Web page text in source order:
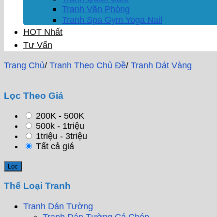
Tranh Văn Phòng
Tranh Spa Gym Yoga Nail
HOT Nhất
Tư Vấn
Trang Chủ/ Tranh Theo Chủ Đề/ Tranh Dát Vàng
Lọc Theo Giá
200K - 500K
500k - 1triệu
1triệu - 3triệu
Tất cả giá
Thể Loại Tranh
Tranh Dán Tường